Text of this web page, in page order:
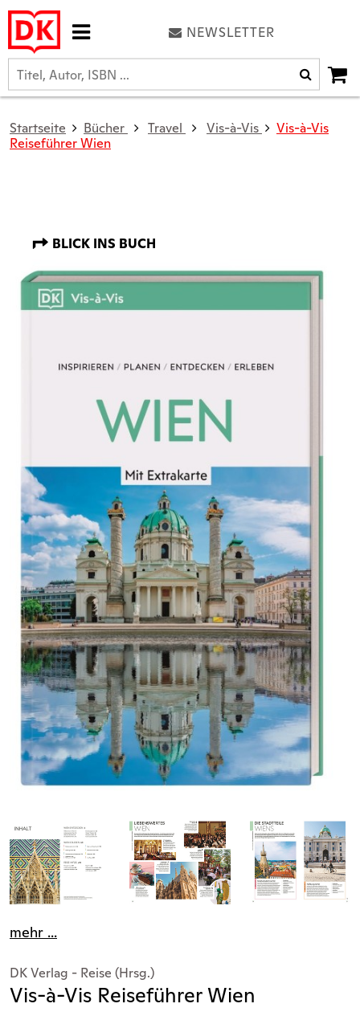
NEWSLETTER
Startseite Bücher Travel Vis-à-Vis
Vis-à-Vis
Reiseführer Wien
BLICK INS BUCH
mehr ...
DK Verlag - Reise (Hrsg.)
Vis-à-Vis Reiseführer Wien